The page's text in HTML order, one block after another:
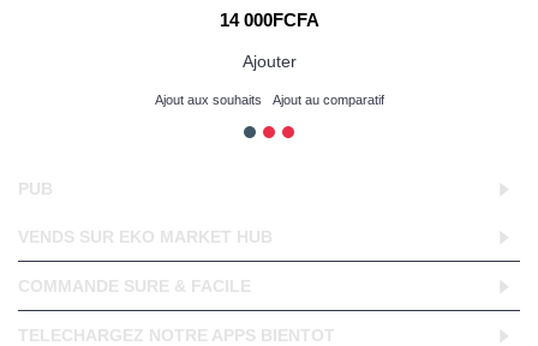
14 000FCFA
Ajouter
Ajout aux souhaits Ajout au comparatif
PUB
VENDS SUR EKO MARKET HUB
COMMANDE SURE & FACILE
TELECHARGEZ NOTRE APPS BIENTOT